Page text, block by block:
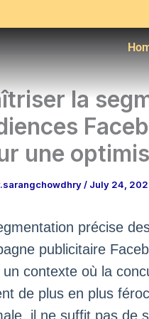
la
une
/ July 24,
précise
publicitaire
contexte où la
de plus en plus
il ne suffit pas de